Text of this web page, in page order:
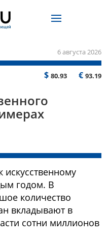
6 августа 2026
$ 80.93 € 93.19
годом. В
количество
вкладывают в
сотни миллионов